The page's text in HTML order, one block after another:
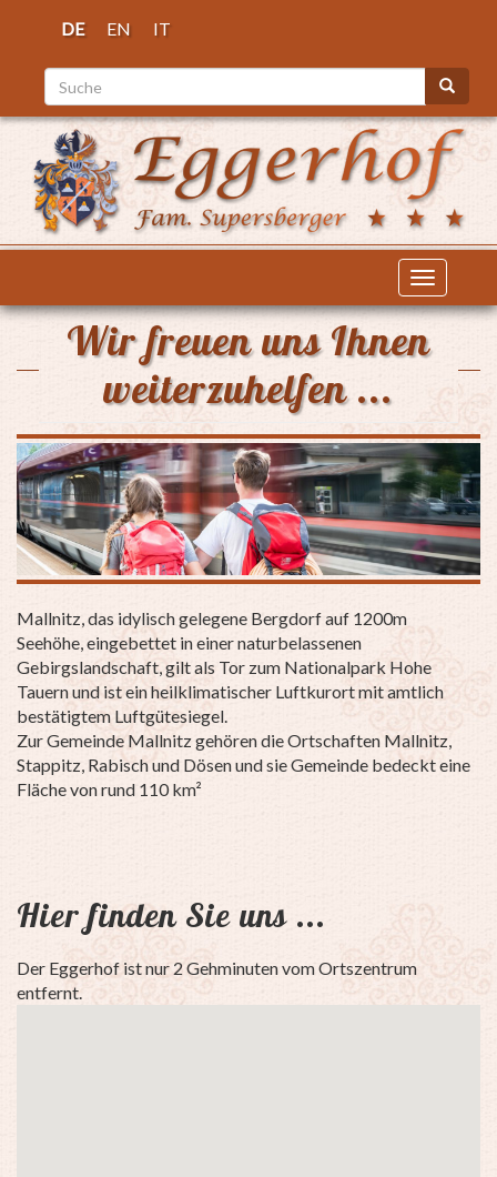
DE EN IT
Suche Suche
Wir freuen uns Ihnen
weiterzuhelfen ...
Mallnitz, das idylisch gelegene Bergdorf auf 1200m
Seehöhe, eingebettet in einer naturbelassenen
Gebirgslandschaft, gilt als Tor zum Nationalpark Hohe
Tauern und ist ein heilklimatischer Luftkurort mit amtlich
bestätigtem Luftgütesiegel.
Zur Gemeinde Mallnitz gehören die Ortschaften Mallnitz,
Stappitz, Rabisch und Dösen und sie Gemeinde bedeckt eine
Fläche von rund 110 km²
Hier finden Sie uns ...
Der Eggerhof ist nur 2 Gehminuten vom Ortszentrum
entfernt.